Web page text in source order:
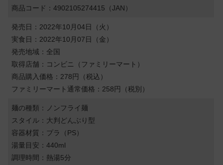
商品コード：4902105274415（JAN）
発売日：2022年10月04日（火）
実食日：2022年10月07日（金）
発売地域：全国
取得店舗：コンビニ（ファミリーマート）
商品購入価格：278円（税込）
ファミリーマート通常価格：258円（税別）
麺の種類：ノンフライ麺
スタイル：大判どんぶり型
容器材質：プラ（PS）
湯量目安：440ml
調理時間：熱湯5分